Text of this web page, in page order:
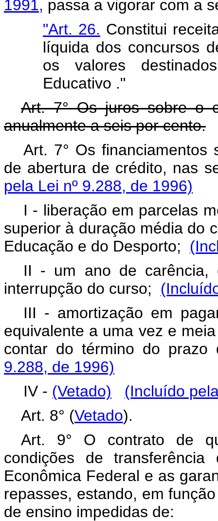
1991, passa a vigorar com a
"Art. 26. Constitui
líquida dos concursos
os valores
Educativo ."
Art. 7° Os juros sobre o
anualmente a seis por cento.
Art. 7° Os financiamentos
de abertura de crédito, nas
pela Lei nº 9.288, de 1996)
I - liberação em parcelas
superior à duração média do
Educação e do Desporto;
II - um ano de carência,
interrupção do curso;
III - amortização em
equivalente a uma vez e
contar do término do
9.288, de 1996)
IV - (Vetado)
(Incluído
Art. 8° (Vetado).
Art. 9° O contrato de
condições de
Econômica Federal e as
repasses, estando, em
de ensino impedidas de: